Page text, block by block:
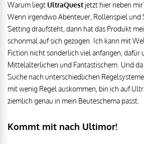
Warum liegt UltraQuest jetzt hier neben
Wenn irgendwo Abenteuer, Rollenspiel und
Setting draufsteht, dann hat das Produkt
schonmal auf sich gezogen. Ich kann mit
Fiction nicht sonderlich viel anfangen, dafür
Mittelalterlichen und Fantastischem. Und
Suche nach unterschiedlichen
mit wenig Regel auskommen, bin ich auf
ziemlich genau in mein Beuteschema passt.
Kommt mit nach Ultimor!